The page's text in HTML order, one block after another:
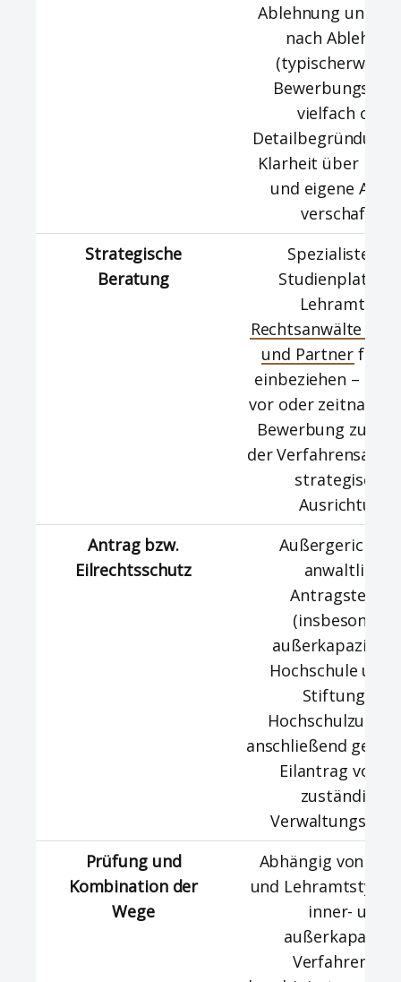
Ablehnung und
nach
(typischerweise
vielfach ohne
Detailbegründung)
Klarheit über
und eigene
verschaffen.
Strategische
Beratung
Spezialisten
Lehramt wie
Rechtsanwälte Dr.
und Partner
einbeziehen –
vor oder zeitnah
Bewerbung zur
der Verfahrensart
strategischen
Ausrichtung.
Antrag bzw.
Eilrechtsschutz
anwaltliche
(insbesondere
außerkapazitär)
Hochschule und
Stiftung für
anschließend
Eilantrag vor
zuständigen
Prüfung und
Kombination der
Wege
Abhängig von
und Lehramtstyp
inner- und
Verfahren